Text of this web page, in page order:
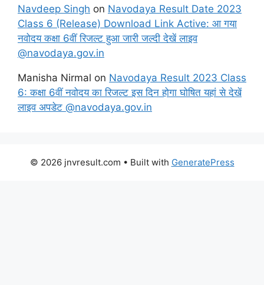
Navdeep Singh on Navodaya Result Date 2023
Class 6 (Release) Download Link Active: आ गया
नवोदय कक्षा 6वीं रिजल्ट हुआ जारी जल्दी देखें लाइव
@navodaya.gov.in
Manisha Nirmal on Navodaya Result 2023 Class
6: कक्षा 6वीं नवोदय का रिजल्ट इस दिन होगा घोषित यहां से देखें
लाइव अपडेट @navodaya.gov.in
© 2026 jnvresult.com • Built with GeneratePress